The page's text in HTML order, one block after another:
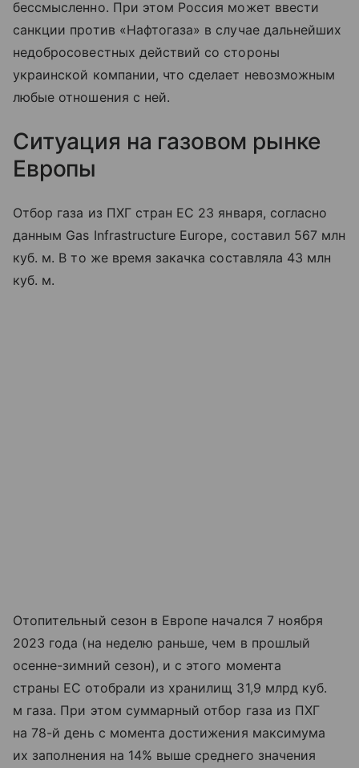
бессмысленно. При этом Россия может ввести
санкции против «Нафтогаза» в случае дальнейших
недобросовестных действий со стороны
украинской компании, что сделает невозможным
любые отношения с ней.
Ситуация на газовом рынке
Европы
Отбор газа из ПХГ стран ЕС 23 января, согласно
данным Gas Infrastructure Europe, составил 567 млн
куб. м. В то же время закачка составляла 43 млн
куб. м.
Отопительный сезон в Европе начался 7 ноября
2023 года (на неделю раньше, чем в прошлый
осенне-зимний сезон), и с этого момента
страны ЕС отобрали из хранилищ 31,9 млрд куб.
м газа. При этом суммарный отбор газа из ПХГ
на 78-й день с момента достижения максимума
их заполнения на 14% выше среднего значения